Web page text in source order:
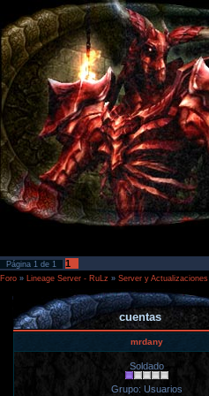
Página 1 de 1 1
Foro » Lineage Server - RuLz » Server y Actualizaciones
cuentas
mrdany
Soldado
Grupo: Usuarios